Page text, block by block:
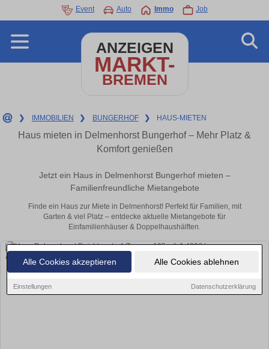
Alle Cookies akzeptieren Alle Cookies ablehnen
Einstellungen Datenschutzerklärung
Event Auto Immo Job
ANZEIGEN
MARKT-
BREMEN
❯ IMMOBILIEN ❯ BUNGERHOF ❯ HAUS-MIETEN
Haus mieten in Delmenhorst Bungerhof – Mehr Platz &
Komfort genießen
Jetzt ein Haus in Delmenhorst Bungerhof mieten –
Familienfreundliche Mietangebote
Finde ein Haus zur Miete in Delmenhorst! Perfekt für Familien, mit
Garten & viel Platz – entdecke aktuelle Mietangebote für
Einfamilienhäuser & Doppelhaushälften.